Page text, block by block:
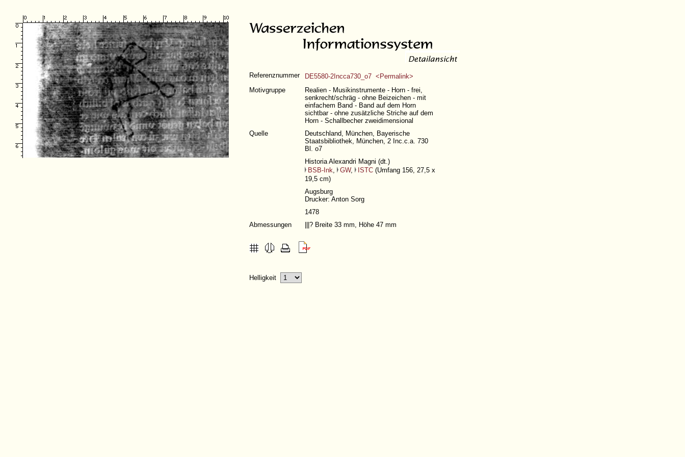
Referenznummer
DE5580-2Incca730_o7 <Permalink>
Motivgruppe
Realien - Musikinstrumente - Horn - frei,
senkrecht/schräg - ohne Beizeichen - mit
einfachem Band - Band auf dem Horn
sichtbar - ohne zusätzliche Striche auf dem
Horn - Schallbecher zweidimensional
Quelle
Deutschland, München, Bayerische
Staatsbibliothek, München, 2 Inc.c.a. 730
Bl. o7
Historia Alexandri Magni (dt.)
BSB-Ink, GW, ISTC (Umfang 156, 27,5 x
19,5 cm)
Augsburg
Drucker: Anton Sorg
1478
Abmessungen
|||? Breite 33 mm, Höhe 47 mm
Helligkeit